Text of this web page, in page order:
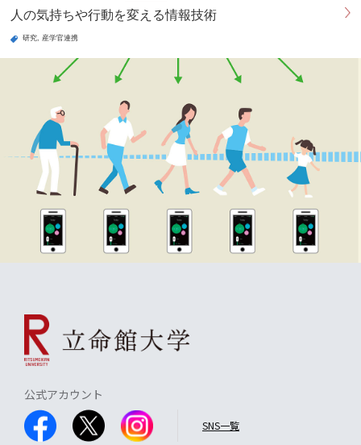
人の気持ちや行動を変える情報技術
研究 産学官連携
公式アカウント
SNS一覧